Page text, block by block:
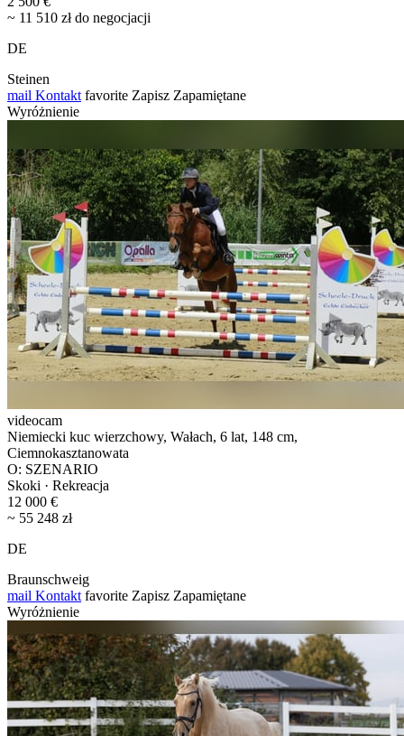
~ 11 510 zł do negocjacji
DE
Steinen
mail Kontakt favorite Zapisz Zapamiętane
Wyróżnienie
videocam
Niemiecki kuc wierzchowy, Wałach, 6 lat, 148 cm,
Ciemnokasztanowata
O: SZENARIO
Skoki · Rekreacja
12 000 €
~ 55 248 zł
DE
Braunschweig
mail Kontakt favorite Zapisz Zapamiętane
Wyróżnienie